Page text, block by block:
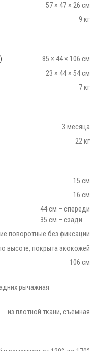
57 × 47 × 26 см
9 кг
85 × 44 × 106 см
23 × 44 × 54 см
7 кг
3 месяца
22 кг
15 см
16 см
44 см – спереди
35 см – сзади
поворотные без фиксации
высоте, покрыта экокожей
106 см
рычажная
из плотной ткани, съёмная